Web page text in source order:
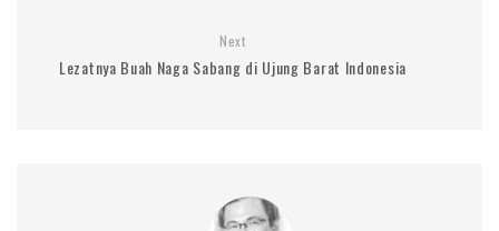
Next
Lezatnya Buah Naga Sabang di Ujung Barat Indonesia